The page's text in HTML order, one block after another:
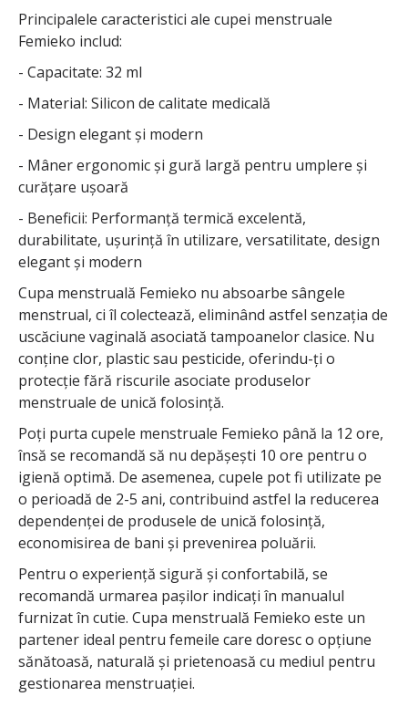
Principalele caracteristici ale cupei menstruale
Femieko includ:
- Capacitate: 32 ml
- Material: Silicon de calitate medicală
- Design elegant și modern
- Mâner ergonomic și gură largă pentru umplere și
curățare ușoară
- Beneficii: Performanță termică excelentă,
durabilitate, ușurință în utilizare, versatilitate, design
elegant și modern
Cupa menstruală Femieko nu absoarbe sângele
menstrual, ci îl colectează, eliminând astfel senzația de
uscăciune vaginală asociată tampoanelor clasice. Nu
conține clor, plastic sau pesticide, oferindu-ți o
protecție fără riscurile asociate produselor
menstruale de unică folosință.
Poți purta cupele menstruale Femieko până la 12 ore,
însă se recomandă să nu depășești 10 ore pentru o
igienă optimă. De asemenea, cupele pot fi utilizate pe
o perioadă de 2-5 ani, contribuind astfel la reducerea
dependenței de produsele de unică folosință,
economisirea de bani și prevenirea poluării.
Pentru o experiență sigură și confortabilă, se
recomandă urmarea pașilor indicați în manualul
furnizat în cutie. Cupa menstruală Femieko este un
partener ideal pentru femeile care doresc o opțiune
sănătoasă, naturală și prietenoasă cu mediul pentru
gestionarea menstruației.